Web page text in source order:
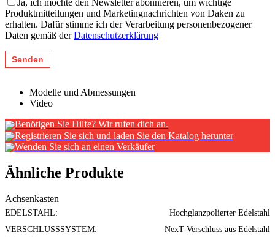
Ja, ich möchte den Newsletter abonnieren, um wichtige
Produktmitteilungen und Marketingnachrichten von Daken zu
erhalten. Dafür stimme ich der Verarbeitung personenbezogener
Daten gemäß derDatenschutzerklärung
Modelle und Abmessungen
Video
Benötigen Sie Hilfe? Wir rufen dich an.
Registrieren Sie sich und laden Sie den Katalog herunter
Wenden Sie sich an einen Verkäufer
Ähnliche Produkte
Achsenkasten
EDELSTAHL:
Hochglanzpolierter Edelstahl
VERSCHLUSSSYSTEM:
NexT-Verschluss aus Edelstahl